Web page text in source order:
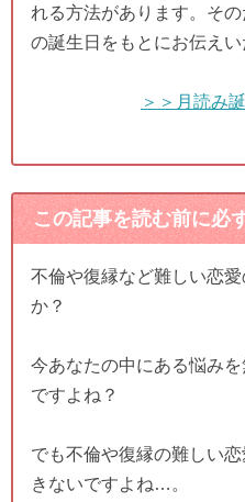
れる方法があります。そ
の誕生日をもとにお伝えい
＞＞月読み
この記事を読む前に必
不倫や復縁など難しい恋
か？
今あなたの中にある悩み
ですよね？
でも不倫や復縁の難しい
きないですよね…。